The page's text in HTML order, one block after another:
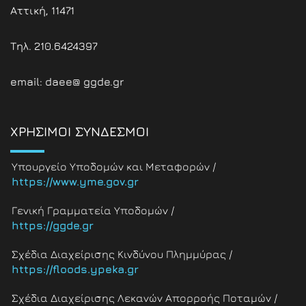
Αττική, 11471
Τηλ. 210.6424397
email: daee@ ggde.gr
ΧΡΗΣΙΜΟΙ ΣΥΝΔΕΣΜΟΙ
Υπουργείο Υποδομών και Μεταφορών /
https://www.yme.gov.gr
Γενική Γραμματεία Υποδομών /
https://ggde.gr
Σχέδια Διαχείρισης Κινδύνου Πλημμύρας /
https://floods.ypeka.gr
Σχέδια Διαχείρισης Λεκανών Απορροής Ποταμών /